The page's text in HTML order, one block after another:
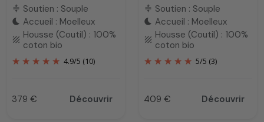
compress Soutien : Souple
bedtime Accueil : Moelleux
texture Housse (Coutil) : 100%
coton bio
4.9/5 (10)
Prix
379 € Découvrir
compress Soutien : Souple
bedtime Accueil : Moelleux
texture Housse (Coutil) : 100%
coton bio
5/5 (3)
Prix
409 € Découvrir